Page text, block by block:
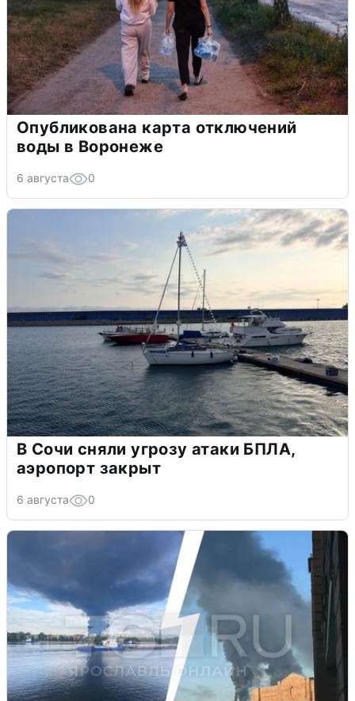
Опубликована карта отключений
воды в Воронеже
6 августа 0
В Сочи сняли угрозу атаки БПЛА,
аэропорт закрыт
6 августа 0